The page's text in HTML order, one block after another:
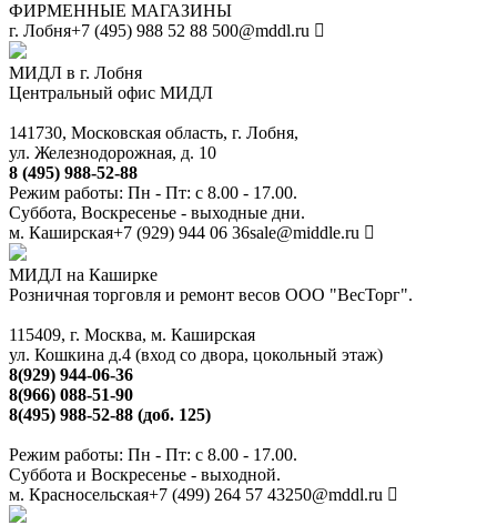
ФИРМЕННЫЕ МАГАЗИНЫ
г. Лобня+7 (495) 988 52 88 500@mddl.ru
МИДЛ в г. Лобня
Центральный офис МИДЛ
141730, Московская область, г. Лобня,
ул. Железнодорожная, д. 10
8 (495) 988-52-88
Режим работы: Пн - Пт: с 8.00 - 17.00.
Суббота, Воскресенье - выходные дни.
м. Каширская+7 (929) 944 06 36sale@middle.ru
МИДЛ на Каширке
Розничная торговля и ремонт весов ООО "ВесТорг".
115409, г. Москва, м. Каширская
ул. Кошкина д.4 (вход со двора, цокольный этаж)
8(929) 944-06-36
8(966) 088-51-90
8(495) 988-52-88 (доб. 125)
Режим работы: Пн - Пт: с 8.00 - 17.00.
Суббота и Воскресенье - выходной.
м. Красносельская+7 (499) 264 57 43250@mddl.ru